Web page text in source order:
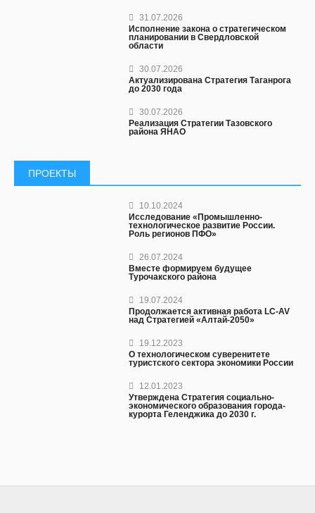
31.07.2026
Исполнение закона о стратегическом
планировании в Свердловской
области
30.07.2026
Актуализирована Стратегия Таганрога
до 2030 года
30.07.2026
Реализация Стратегии Тазовского
района ЯНАО
ПРОЕКТЫ
10.10.2024
Исследование «Промышленно-
технологическое развитие России.
Роль регионов ПФО»
26.07.2024
Вместе формируем будущее
Турочакского района
19.07.2024
Продолжается активная работа LC-AV
над Стратегией «Алтай-2050»
19.12.2023
О технологическом суверенитете
туристского сектора экономики России
12.01.2023
Утверждена Стратегия социально-
экономического образования города-
курорта Геленджика до 2030 г.